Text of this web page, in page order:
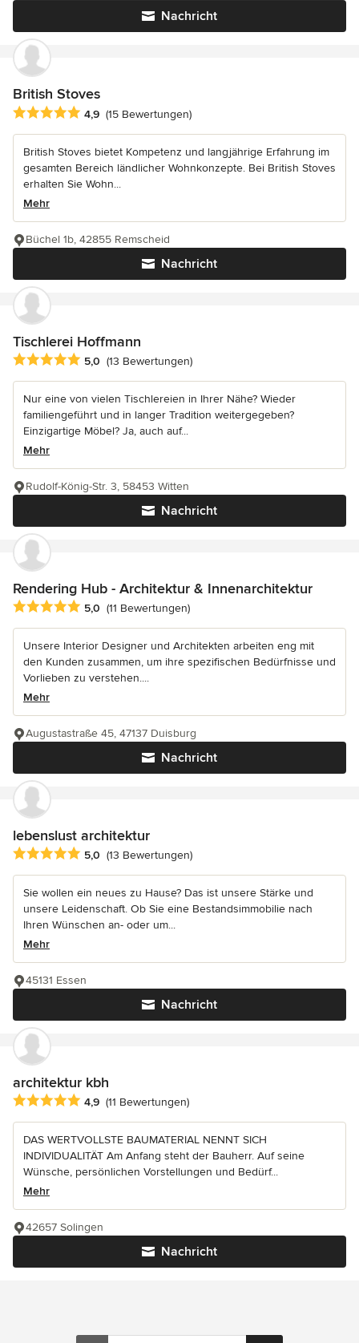
Nachricht
British Stoves
Durchschnittliche Bewertung: 4.9 von 5 Sternen
4,9 (15 Bewertungen)
British Stoves bietet Kompetenz und langjährige Erfahrung im
gesamten Bereich ländlicher Wohnkonzepte. Bei British Stoves
erhalten Sie Wohn...
Mehr
Nachricht
Büchel 1b, 42855 Remscheid
Tischlerei Hoffmann
Durchschnittliche Bewertung: 5 von 5 Sternen
5,0 (13 Bewertungen)
Nur eine von vielen Tischlereien in Ihrer Nähe? Wieder
familiengeführt und in langer Tradition weitergegeben?
Einzigartige Möbel? Ja, auch auf...
Mehr
Nachricht
Rudolf-König-Str. 3, 58453 Witten
Rendering Hub - Architektur & Innenarchitektur
Durchschnittliche Bewertung: 5 von 5 Sternen
5,0 (11 Bewertungen)
Unsere Interior Designer und Architekten arbeiten eng mit
den Kunden zusammen, um ihre spezifischen Bedürfnisse und
Vorlieben zu verstehen....
Mehr
Nachricht
Augustastraße 45, 47137 Duisburg
lebenslust architektur
Durchschnittliche Bewertung: 5 von 5 Sternen
5,0 (13 Bewertungen)
Sie wollen ein neues zu Hause? Das ist unsere Stärke und
unsere Leidenschaft. Ob Sie eine Bestandsimmobilie nach
Ihren Wünschen an- oder um...
Mehr
Nachricht
45131 Essen
architektur kbh
Durchschnittliche Bewertung: 4.9 von 5 Sternen
4,9 (11 Bewertungen)
DAS WERTVOLLSTE BAUMATERIAL NENNT SICH
INDIVIDUALITÄT Am Anfang steht der Bauherr. Auf seine
Wünsche, persönlichen Vorstellungen und Bedürf...
Mehr
Nachricht
42657 Solingen